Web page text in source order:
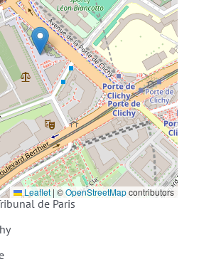
Leaflet | ©OpenStreetMapcontributors
de Paris